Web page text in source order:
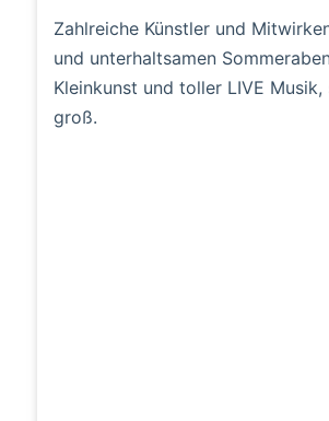
Zahlreiche Künstler und
und unterhaltsamen
Kleinkunst und toller LIVE
groß.